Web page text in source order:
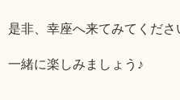
是非、幸座へ来てみてくださ
一緒に楽しみましょう♪